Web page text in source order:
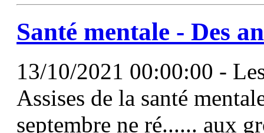
Santé mentale - Des
13/10/2021 00:00:00 -
Assises de la santé
septembre ne ré...... aux